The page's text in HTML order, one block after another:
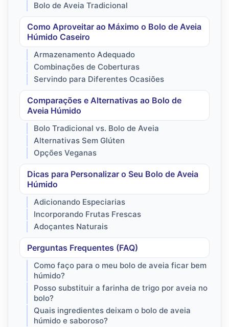
Bolo de Aveia Tradicional
Como Aproveitar ao Máximo o Bolo de Aveia
Húmido Caseiro
Armazenamento Adequado
Combinações de Coberturas
Servindo para Diferentes Ocasiões
Comparações e Alternativas ao Bolo de
Aveia Húmido
Bolo Tradicional vs. Bolo de Aveia
Alternativas Sem Glúten
Opções Veganas
Dicas para Personalizar o Seu Bolo de Aveia
Húmido
Adicionando Especiarias
Incorporando Frutas Frescas
Adoçantes Naturais
Perguntas Frequentes (FAQ)
Como faço para o meu bolo de aveia ficar bem
húmido?
Posso substituir a farinha de trigo por aveia no
bolo?
Quais ingredientes deixam o bolo de aveia
húmido e saboroso?